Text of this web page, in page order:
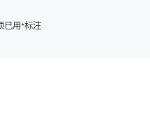
已用*标注